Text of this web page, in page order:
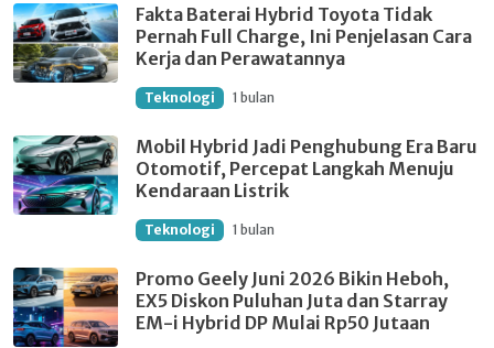
Fakta Baterai Hybrid Toyota Tidak
Pernah Full Charge, Ini Penjelasan Cara
Kerja dan Perawatannya
Teknologi 1 bulan
Mobil Hybrid Jadi Penghubung Era Baru
Otomotif, Percepat Langkah Menuju
Kendaraan Listrik
Teknologi 1 bulan
Promo Geely Juni 2026 Bikin Heboh,
EX5 Diskon Puluhan Juta dan Starray
EM-i Hybrid DP Mulai Rp50 Jutaan